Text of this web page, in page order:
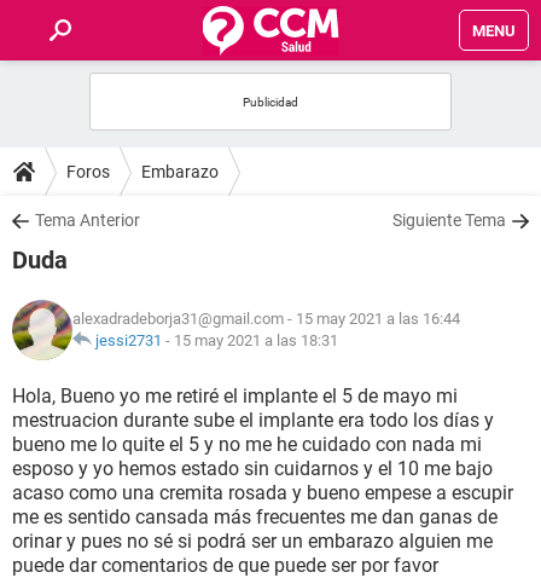
MENU
FOROS
SALUD
NUTRICIÓN
BIENESTAR
SEXUALIDAD
GLOSARIO
Foros Embarazo
Tema Anterior Siguiente Tema
Duda
alexadradeborja31@gmail.com - 15 may 2021 a las 16:44
jessi2731 - 15 may 2021 a las 18:31
Hola, Bueno yo me retiré el implante el 5 de mayo mi
mestruacion durante sube el implante era todo los días y
bueno me lo quite el 5 y no me he cuidado con nada mi
esposo y yo hemos estado sin cuidarnos y el 10 me bajo
acaso como una cremita rosada y bueno empese a escupir
me es sentido cansada más frecuentes me dan ganas de
orinar y pues no sé si podrá ser un embarazo alguien me
puede dar comentarios de que puede ser por favor